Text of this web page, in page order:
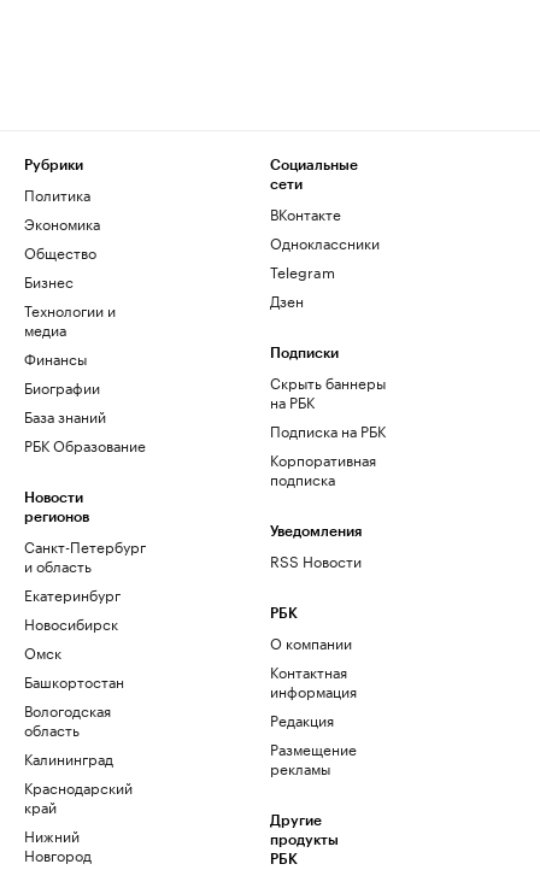
Рубрики
Политика
Экономика
Общество
Бизнес
Технологии и
медиа
Финансы
Биографии
База знаний
РБК Образование
Новости
регионов
Санкт-Петербург
и область
Екатеринбург
Новосибирск
Омск
Башкортостан
Вологодская
область
Калининград
Краснодарский
край
Нижний
Новгород
Социальные
сети
ВКонтакте
Одноклассники
Telegram
Дзен
Подписки
Скрыть баннеры
на РБК
Подписка на РБК
Корпоративная
подписка
Уведомления
RSS Новости
РБК
О компании
Контактная
информация
Редакция
Размещение
рекламы
Другие
продукты
РБК